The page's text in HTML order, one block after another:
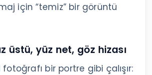
için “temiz” bir görüntü
üstü, yüz net, göz hizası
bir portre gibi çalışır: